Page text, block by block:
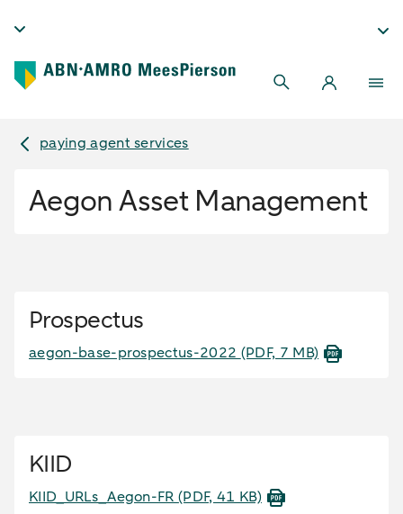
paying agent services
Aegon Asset Management
Prospectus
aegon-base-prospectus-2022 (PDF, 7 MB)
KIID
KIID_URLs_Aegon-FR(PDF, 41 KB)